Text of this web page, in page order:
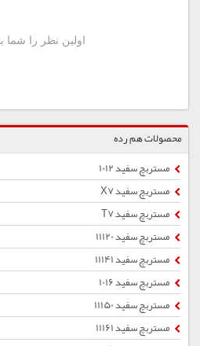
محصولات هم رده
مستربچ سفید 1012
مستربچ سفید X7
مستربچ سفید T7
مستربچ سفید 11120
مستربچ سفید 11141
مستربچ سفید 1016
مستربچ سفید 11150
مستربچ سفید 11161